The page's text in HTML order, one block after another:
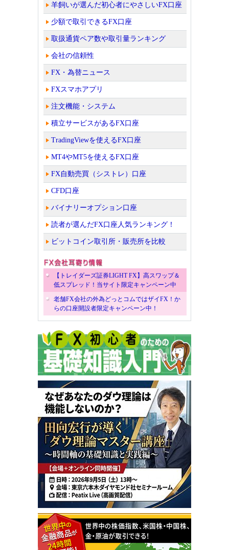
羊飼いが選んだ初心者にやさしいFX口座
少額で取引できるFX口座
取扱通貨ペア数や取引量ランキング
会社の信頼性
FX・為替ニュース
FXスマホアプリ
注文機能・システム
積立サービスがあるFX口座
TradingViewを使えるFX口座
MT4やMT5を使えるFX口座
FX自動売買（シストレ）口座
CFD口座
バイナリーオプション口座
読者が選んだFX口座人気ランキング！
ビットコイン取引所・販売所を比較
【トレイダーズ証券LIGHT FX】高スワップ＆
低スプレッド！当サイト限定キャンペーン中
老舗FX会社の外為どっとコムではザイFX！か
らの口座開設者限定キャンペーン中！